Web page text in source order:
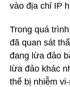
vào địa chỉ IP
Trong quá
đã quan sát
đang lừa đảo
lừa đảo khác
thể bị nhiễm